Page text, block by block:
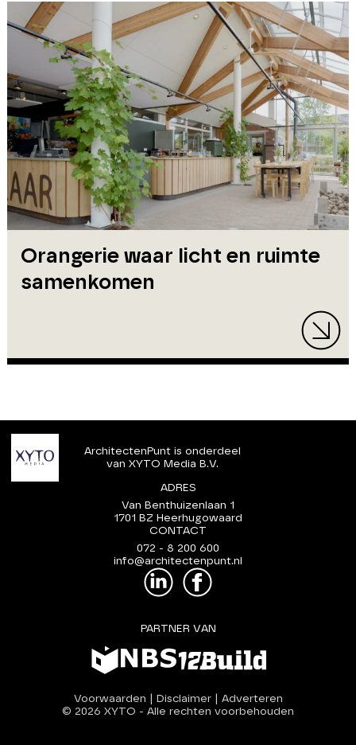
Orangerie waar licht en ruimte
samenkomen
ArchitectenPunt is onderdeel
van XYTO Media B.V.
ADRES
Van Benthuizenlaan 1
1701 BZ Heerhugowaard
CONTACT
072 - 8 200 600
info@architectenpunt.nl
PARTNER VAN
Voorwaarden Disclaimer| Adverteren
© 2026 XYTO - Alle rechten voorbehouden